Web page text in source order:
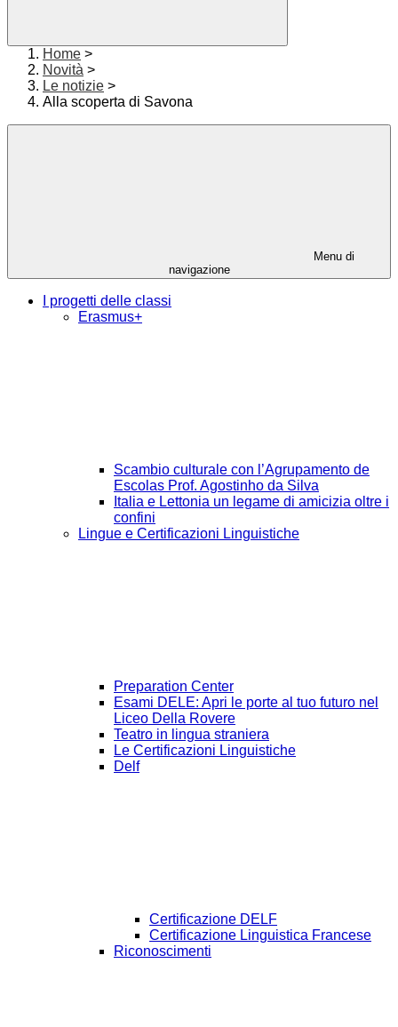
Home >
Novità >
Le notizie >
Alla scoperta di Savona
Menu di
navigazione
I progetti delle classi
Erasmus+
Scambio culturale con l’Agrupamento de
Escolas Prof. Agostinho da Silva
Italia e Lettonia un legame di amicizia oltre i
confini
Lingue e Certificazioni Linguistiche
Preparation Center
Esami DELE: Apri le porte al tuo futuro nel
Liceo Della Rovere
Teatro in lingua straniera
Le Certificazioni Linguistiche
Delf
Certificazione DELF
Certificazione Linguistica Francese
Riconoscimenti